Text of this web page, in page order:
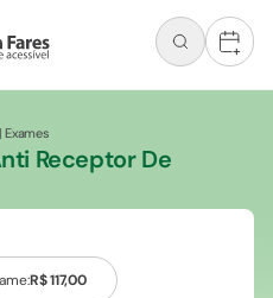
+
|Exames
Receptor De
R$ 117,00